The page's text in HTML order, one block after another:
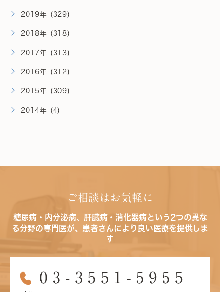
2019年 (329)
2018年 (318)
2017年 (313)
2016年 (312)
2015年 (309)
2014年 (4)
ご相談はお気軽に
糖尿病・内分泌病、肝臓病・消化器病という2つの異な
る分野の専門医が、患者さんにより良い医療を提供しま
す